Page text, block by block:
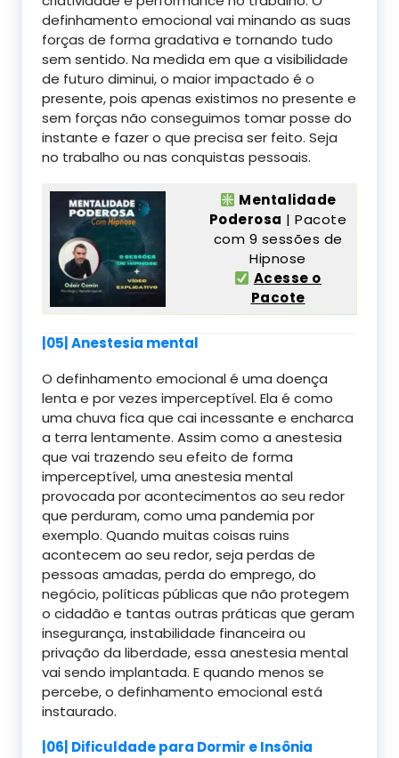
definhamento emocional vai minando as suas
forças de forma gradativa e tornando tudo
sem sentido. Na medida em que a visibilidade
de futuro diminui, o maior impactado é o
presente, pois apenas existimos no presente e
sem forças não conseguimos tomar posse do
instante e fazer o que precisa ser feito. Seja
no trabalho ou nas conquistas pessoais.
Mentalidade
Poderosa | Pacote
com 9 sessões de
Hipnose
Acesse o
Pacote
|05| Anestesia mental
O definhamento emocional é uma doença
lenta e por vezes imperceptível. Ela é como
uma chuva fica que cai incessante e encharca
a terra lentamente. Assim como a anestesia
que vai trazendo seu efeito de forma
imperceptível, uma anestesia mental
provocada por acontecimentos ao seu redor
que perduram, como uma pandemia por
exemplo. Quando muitas coisas ruins
acontecem ao seu redor, seja perdas de
pessoas amadas, perda do emprego, do
negócio, políticas públicas que não protegem
o cidadão e tantas outras práticas que geram
insegurança, instabilidade financeira ou
privação da liberdade, essa anestesia mental
vai sendo implantada. E quando menos se
percebe, o definhamento emocional está
instaurado.
|06| Dificuldade para Dormir e Insônia